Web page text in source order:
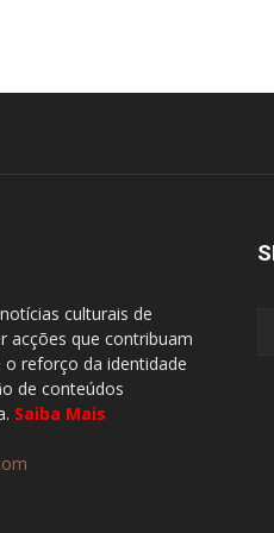
culturais de
acções que contribuam
o reforço da identidade
de conteúdos
Saiba Mais